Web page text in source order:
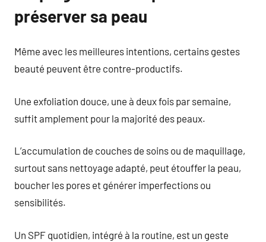
préserver sa peau
Même avec les meilleures intentions, certains gestes
beauté peuvent être contre-productifs.
Une exfoliation douce, une à deux fois par semaine,
suffit amplement pour la majorité des peaux.
L’accumulation de couches de soins ou de maquillage,
surtout sans nettoyage adapté, peut étouffer la peau,
boucher les pores et générer imperfections ou
sensibilités.
Un SPF quotidien, intégré à la routine, est un geste